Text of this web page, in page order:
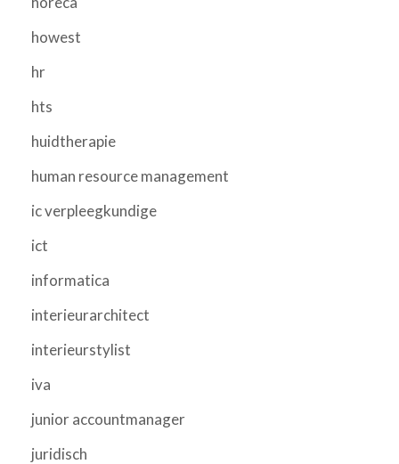
howest
hr
hts
huidtherapie
human resource management
ic verpleegkundige
ict
informatica
interieurarchitect
interieurstylist
iva
junior accountmanager
juridisch